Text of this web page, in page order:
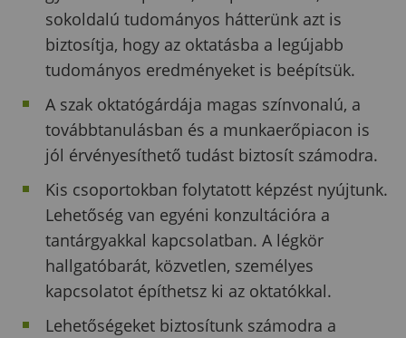
sokoldalú tudományos hátterünk azt is
biztosítja, hogy az oktatásba a legújabb
tudományos eredményeket is beépítsük.
A szak oktatógárdája magas színvonalú, a
továbbtanulásban és a munkaerőpiacon is
jól érvényesíthető tudást biztosít számodra.
Kis csoportokban folytatott képzést nyújtunk.
Lehetőség van egyéni konzultációra a
tantárgyakkal kapcsolatban. A légkör
hallgatóbarát, közvetlen, személyes
kapcsolatot építhetsz ki az oktatókkal.
Lehetőségeket biztosítunk számodra a